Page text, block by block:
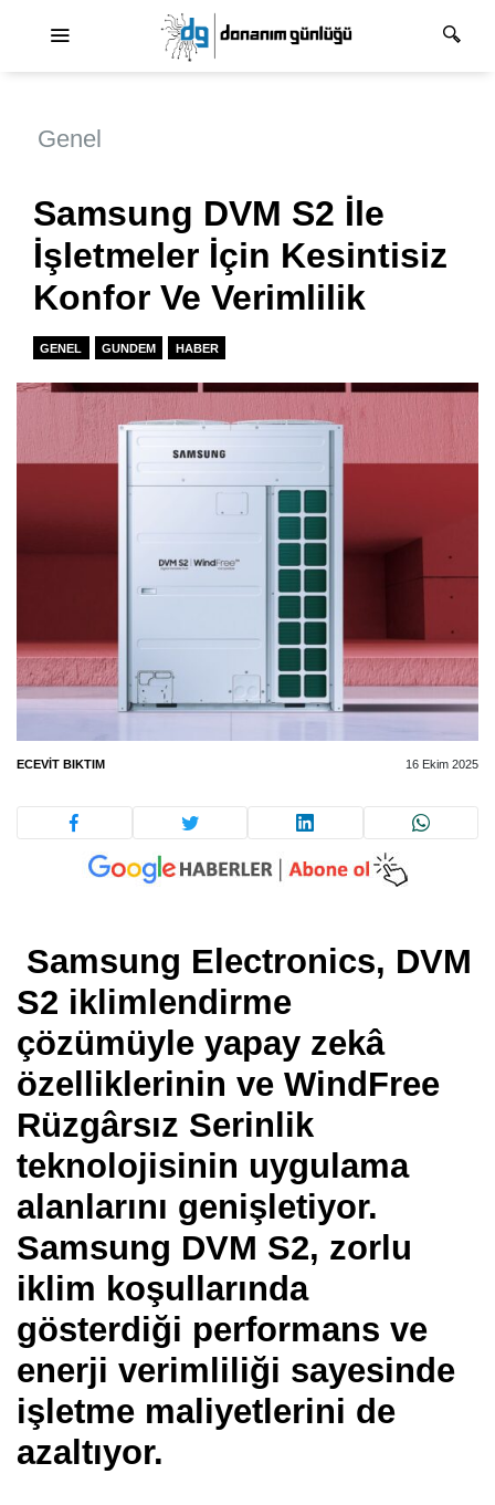
Genel
Samsung DVM S2 İle
İşletmeler İçin Kesintisiz
Konfor Ve Verimlilik
GENEL GUNDEM HABER
ECEVIT BIKTIM 16 Ekim 2025
Samsung Electronics, DVM
S2 iklimlendirme
çözümüyle yapay zekâ
özelliklerinin ve WindFree
Rüzgârsız Serinlik
teknolojisinin uygulama
alanlarını genişletiyor.
Samsung DVM S2, zorlu
iklim koşullarında
gösterdiği performans ve
enerji verimliliği sayesinde
işletme maliyetlerini de
azaltıyor.